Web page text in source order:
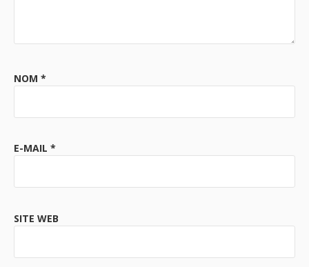
NOM *
E-MAIL *
SITE WEB